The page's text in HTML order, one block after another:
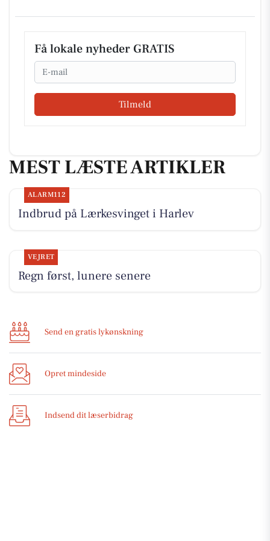
Få lokale nyheder GRATIS
Email
Tilmeld
MEST LÆSTE ARTIKLER
ALARM112
Indbrud på Lærkesvinget i Harlev
VEJRET
Regn først, lunere senere
Send en gratis lykønskning
Opret mindeside
Indsend dit læserbidrag